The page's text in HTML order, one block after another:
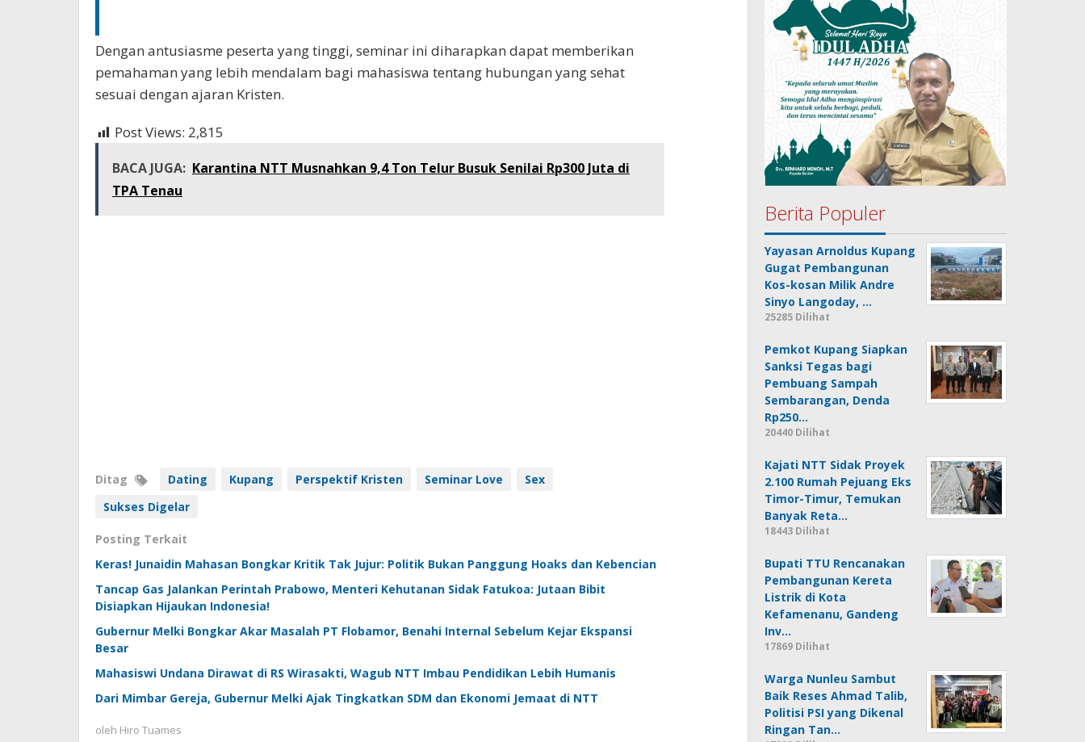
Dengan antusiasme peserta yang tinggi, seminar ini diharapkan dapat memberikan
pemahaman yang lebih mendalam bagi mahasiswa tentang hubungan yang sehat
sesuai dengan ajaran Kristen.
Post Views: 2,815
BACA JUGA: Karantina NTT Musnahkan 9,4 Ton Telur Busuk Senilai Rp300 Juta di
TPA Tenau
Ditag Dating Kupang Perspektif Kristen Seminar Love
Sex
Sukses Digelar
Posting Terkait
Keras! Junaidin Mahasan Bongkar Kritik Tak Jujur: Politik Bukan Panggung Hoaks dan Kebencian
Tancap Gas Jalankan Perintah Prabowo, Menteri Kehutanan Sidak Fatukoa: Jutaan Bibit
Disiapkan Hijaukan Indonesia!
Gubernur Melki Bongkar Akar Masalah PT Flobamor, Benahi Internal Sebelum Kejar Ekspansi
Besar
Mahasiswi Undana Dirawat di RS Wirasakti, Wagub NTT Imbau Pendidikan Lebih Humanis
Dari Mimbar Gereja, Gubernur Melki Ajak Tingkatkan SDM dan Ekonomi Jemaat di NTT
oleh Hiro Tuames
Berita Populer
Yayasan Arnoldus Kupang
Gugat Pembangunan
Kos-kosan Milik Andre
Sinyo Langoday, …
25285 Dilihat
Pemkot Kupang Siapkan
Sanksi Tegas bagi
Pembuang Sampah
Sembarangan, Denda
Rp250…
20440 Dilihat
Kajati NTT Sidak Proyek
2.100 Rumah Pejuang Eks
Timor-Timur, Temukan
Banyak Reta…
18443 Dilihat
Bupati TTU Rencanakan
Pembangunan Kereta
Listrik di Kota
Kefamenanu, Gandeng
Inv…
17869 Dilihat
Warga Nunleu Sambut
Baik Reses Ahmad Talib,
Politisi PSI yang Dikenal
Ringan Tan…